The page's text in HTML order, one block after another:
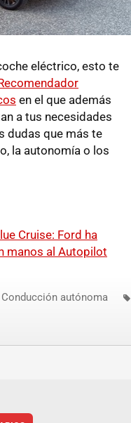
eléctrico, esto te
en el que además
a tus necesidades
dudas que más te
la autonomía o los
Cruise: Ford ha
manos al Autopilot
Conducción autónoma